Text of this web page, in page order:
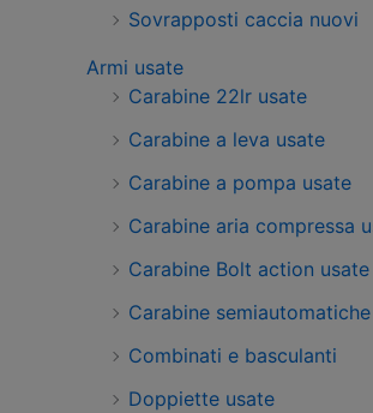
Sovrapposti caccia nuovi
Armi usate
Carabine 22lr usate
Carabine a leva usate
Carabine a pompa usate
Carabine aria compressa
Carabine Bolt action usate
Carabine
Combinati e basculanti
Doppiette usate